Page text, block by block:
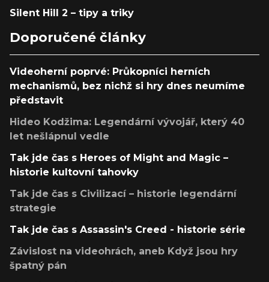
Silent Hill 2 – tipy a triky
Doporučené články
Videoherní poprvé: Průkopníci herních
mechanismů, bez nichž si hry dnes neumíme
představit
Hideo Kodžima: Legendární vývojář, který 40
let nešlápnul vedle
Tak jde čas s Heroes of Might and Magic –
historie kultovní tahovky
Tak jde čas s Civilizací – historie legendární
strategie
Tak jde čas s Assassin's Creed - historie série
Závislost na videohrách, aneb Když jsou hry
špatný pán